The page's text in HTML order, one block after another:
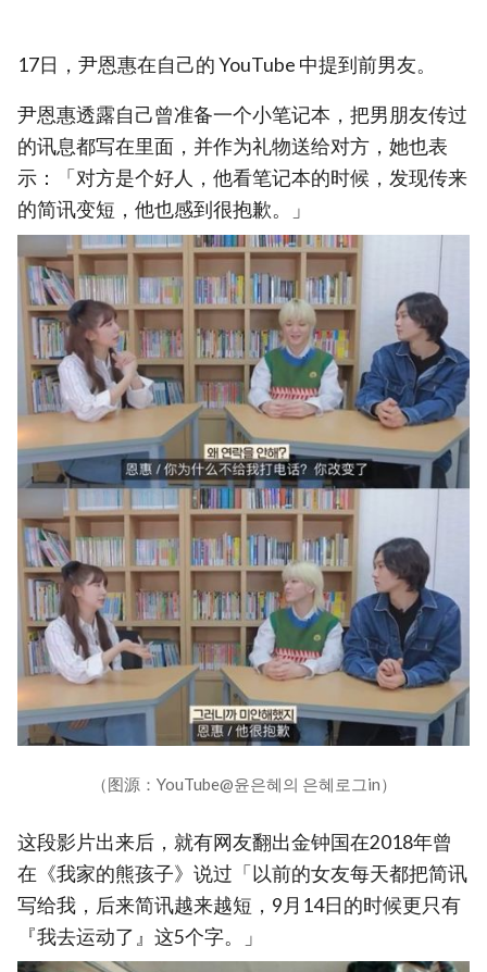
17日，尹恩惠在自己的 YouTube 中提到前男友。
尹恩惠透露自己曾准备一个小笔记本，把男朋友传过
的讯息都写在里面，并作为礼物送给对方，她也表
示：「对方是个好人，他看笔记本的时候，发现传来
的简讯变短，他也感到很抱歉。」
（图源：YouTube@윤은혜의 은혜로그in）
这段影片出来后，就有网友翻出金钟国在2018年曾
在《我家的熊孩子》说过「以前的女友每天都把简讯
写给我，后来简讯越来越短，9月14日的时候更只有
『我去运动了』这5个字。」